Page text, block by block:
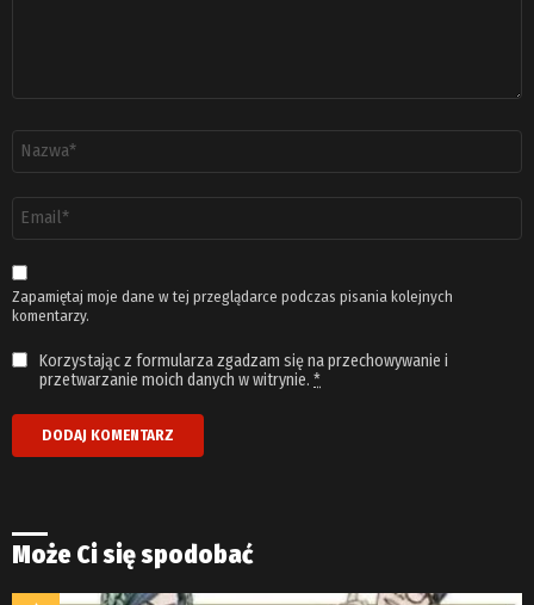
email
*
Zapamiętaj moje dane w tej przeglądarce podczas pisania kolejnych
komentarzy.
Korzystając z formularza zgadzam się na przechowywanie i
przetwarzanie moich danych w witrynie. *
Może Ci się spodobać